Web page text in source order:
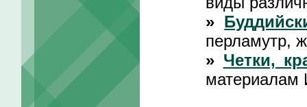
»
перламутр,
» Четки,
материалам